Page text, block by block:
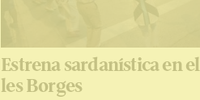
Estrena sardanística en
les Borges